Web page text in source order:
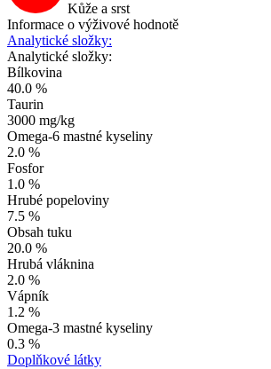
Kůže a srst
Informace o výživové hodnotě
Analytické složky:
Analytické složky:
Bílkovina
40.0 %
Taurin
3000 mg/kg
Omega-6 mastné kyseliny
2.0 %
Fosfor
1.0 %
Hrubé popeloviny
7.5 %
Obsah tuku
20.0 %
Hrubá vláknina
2.0 %
Vápník
1.2 %
Omega-3 mastné kyseliny
0.3 %
Doplňkové látky